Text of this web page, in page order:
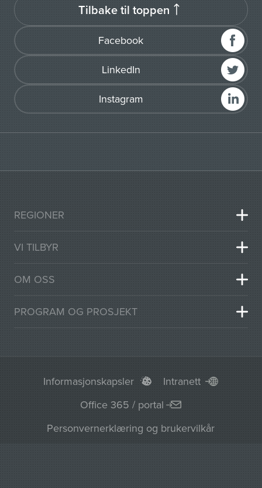
Facebook
LinkedIn
Instagram
Tilbake til toppen
REGIONER
VI TILBYR
OM OSS
PROGRAM OG PROSJEKT
Informasjonskapsler
Intranett
Office 365 / portal
Personvernerklæring og brukervilkår